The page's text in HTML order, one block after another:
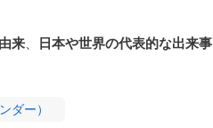
来 日本や世界の代表的な出来事
ダー）